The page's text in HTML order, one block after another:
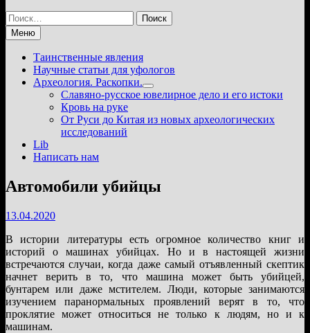
Найти:
Меню
Таинственные явления
Научные статьи для уфологов
Археология. Раскопки.
Показать
подменю
Славяно-русское ювелирное дело и его истоки
Кровь на руке
От Руси до Китая из новых археологических
исследований
Lib
Написать нам
Автомобили убийцы
13.04.2020
В истории литературы есть огромное количество книг и
историй о машинах убийцах. Но и в настоящей жизни
встречаются случаи, когда даже самый отъявленный скептик
начнет верить в то, что машина может быть убийцей,
бунтарем или даже мстителем. Люди, которые занимаются
изучением паранормальных проявлений верят в то, что
проклятие может относиться не только к людям, но и к
машинам.